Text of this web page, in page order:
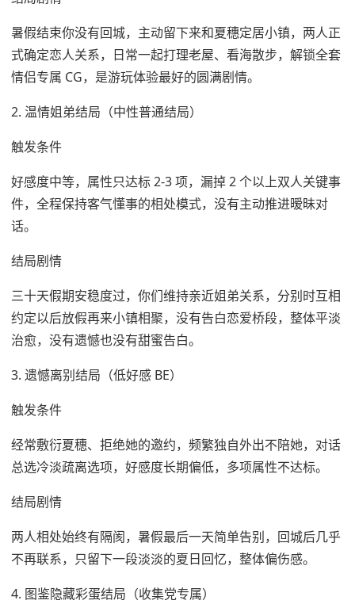
暑假结束你没有回城，主动留下来和夏穗定居小镇，两人正
式确定恋人关系，日常一起打理老屋、看海散步，解锁全套
情侣专属 CG，是游玩体验最好的圆满剧情。
2. 温情姐弟结局（中性普通结局）
触发条件
好感度中等，属性只达标 2-3 项，漏掉 2 个以上双人关键事
件，全程保持客气懂事的相处模式，没有主动推进暧昧对
话。
结局剧情
三十天假期安稳度过，你们维持亲近姐弟关系，分别时互相
约定以后放假再来小镇相聚，没有告白恋爱桥段，整体平淡
治愈，没有遗憾也没有甜蜜告白。
3. 遗憾离别结局（低好感 BE）
触发条件
经常敷衍夏穗、拒绝她的邀约，频繁独自外出不陪她，对话
总选冷淡疏离选项，好感度长期偏低，多项属性不达标。
结局剧情
两人相处始终有隔阂，暑假最后一天简单告别，回城后几乎
不再联系，只留下一段淡淡的夏日回忆，整体偏伤感。
4. 图鉴隐藏彩蛋结局（收集党专属）